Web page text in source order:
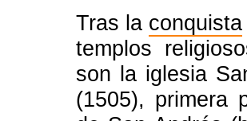
Tras la conquista
templos
son la iglesia
(1505), primera